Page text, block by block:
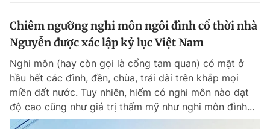
Chiêm ngưỡng nghi môn ngôi đình cổ thời nhà
Nguyễn được xác lập kỷ lục Việt Nam
Nghi môn (hay còn gọi là cổng tam quan) có mặt ở
hầu hết các đình, đền, chùa, trải dài trên khắp mọi
miền đất nước. Tuy nhiên, hiếm có nghi môn nào đạt
độ cao cũng như giá trị thẩm mỹ như nghi môn đình...